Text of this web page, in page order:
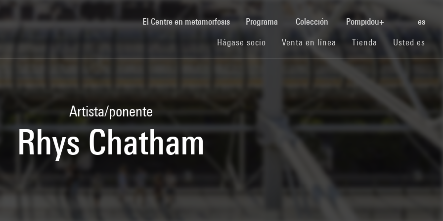
El Centre en metamorfosis(current)Programa Colección Pompidou+ es
Hágase socio (current)
Venta en línea (current)
Tienda (current)
Usted es
Artista/ponente
Rhys Chatham